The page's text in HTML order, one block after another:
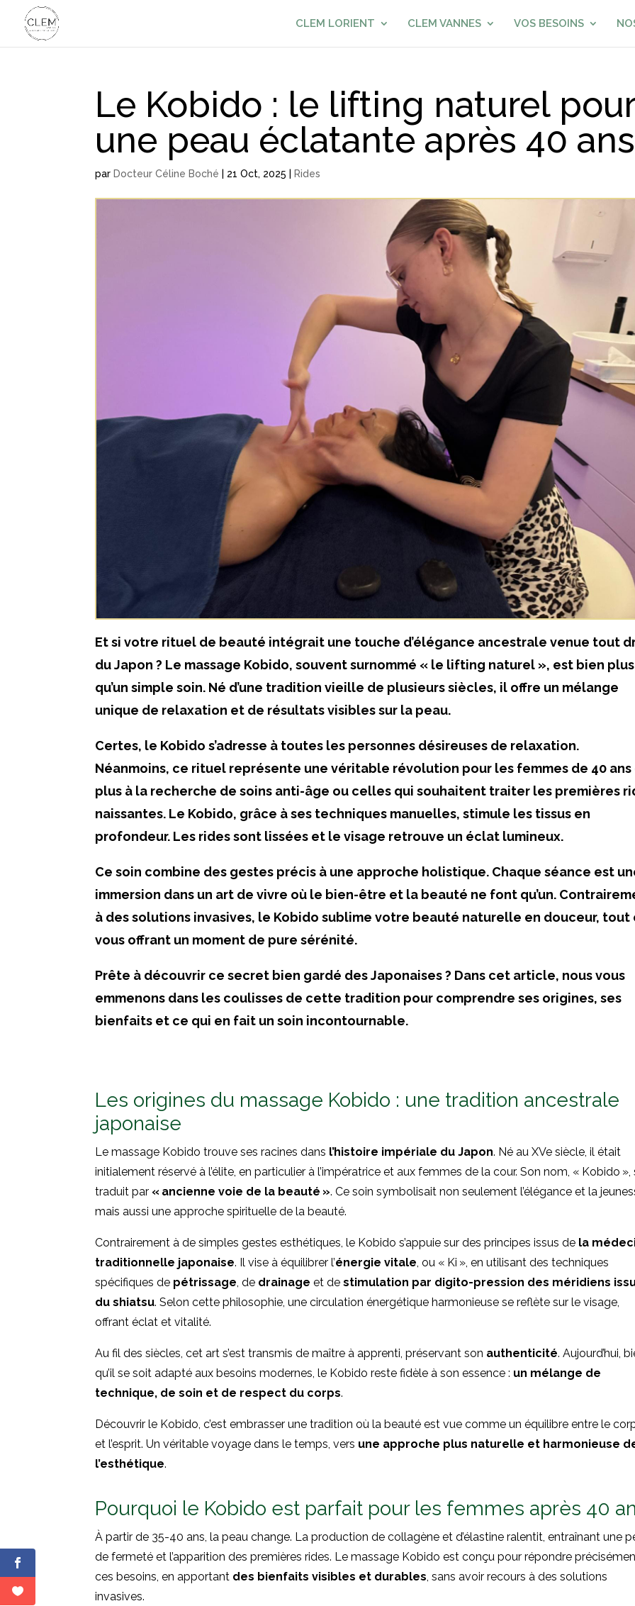
CLEM LORIENT CLEM VANNES VOS BESOINS
Le Kobido : le lifting naturel
une peau éclatante après 40 ans
par Docteur Céline Boché 21 Oct, 2025 Rides
Et si votre rituel de beauté intégrait une touche d’élégance ancestrale venue tout
du Japon ? Le massage Kobido, souvent surnommé « le lifting naturel », est bien plus
qu’un simple soin. Né d’une tradition vieille de plusieurs siècles, il offre un mélange
unique de relaxation et de résultats visibles sur la peau.
Certes, le Kobido s’adresse à toutes les personnes désireuses de relaxation.
Néanmoins, ce rituel représente une véritable révolution pour les femmes de 40
plus à la recherche de soins anti-âge ou celles qui souhaitent traiter les premières
naissantes. Le Kobido, grâce à ses techniques manuelles, stimule les tissus en
profondeur. Les rides sont lissées et le visage retrouve un éclat lumineux.
Ce soin combine des gestes précis à une approche holistique. Chaque séance est
immersion dans un art de vivre où le bien-être et la beauté ne font qu’un.
à des solutions invasives, le Kobido sublime votre beauté naturelle en douceur, tout
vous offrant un moment de pure sérénité.
Prête à découvrir ce secret bien gardé des Japonaises ? Dans cet article, nous vous
emmenons dans les coulisses de cette tradition pour comprendre ses origines, ses
bienfaits et ce qui en fait un soin incontournable.
Les origines du massage Kobido : une tradition ancestrale
japonaise
Le massage Kobido trouve ses racines dans l’histoire impériale du Japon. Né au XVe siècle, il était
initialement réservé à l’élite, en particulier à l’impératrice et aux femmes de la cour. Son nom, « Kobido »,
traduit par « ancienne voie de la beauté ». Ce soin symbolisait non seulement l’élégance et la
mais aussi une approche spirituelle de la beauté.
Contrairement à de simples gestes esthétiques, le Kobido s’appuie sur des principes issus de la
traditionnelle japonaise. Il vise à équilibrer l’énergie vitale , ou « Ki », en utilisant des techniques
spécifiques de pétrissage , de drainage et destimulation par digito-pression des méridiens
du shiatsu. Selon cette philosophie, une circulation énergétique harmonieuse se reflète sur le visage,
offrant éclat et vitalité.
Au fil des siècles, cet art s’est transmis de maître à apprenti, préservant son authenticité. Aujourd’hui,
qu’il se soit adapté aux besoins modernes, le Kobido reste fidèle à son essence : un mélange de
technique, de soin et de respect du corps.
Découvrir le Kobido, c’est embrasser une tradition où la beauté est vue comme un équilibre entre le
et l’esprit. Un véritable voyage dans le temps, vers une approche plus naturelle et harmonieuse
l’esthétique.
Pourquoi le Kobido est parfait pour les femmes après 40
À partir de 35-40 ans, la peau change. La production de collagène et d’élastine ralentit, entraînant une
de fermeté et l’apparition des premières rides. Le massage Kobido est conçu pour répondre
ces besoins, en apportant des bienfaits visibles et durables , sans avoir recours à des solutions
invasives.